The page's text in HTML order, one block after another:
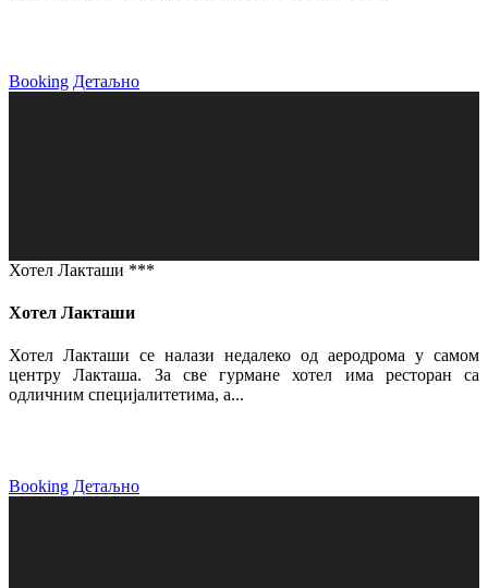
Booking Детаљно
Хотел Лакташи ***
Хотел Лакташи
Хотел Лакташи се налази недалеко од аеродрома у самом
центру Лакташа. За све гурмане хотел има ресторан са
одличним специјалитетима, а...
Booking Детаљно